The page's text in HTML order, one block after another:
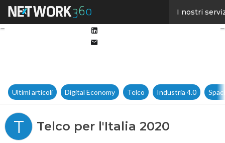
I nostri
Ultimi articoli Digital Economy Telco Industria 4.0
T Telco per l'Italia 2020